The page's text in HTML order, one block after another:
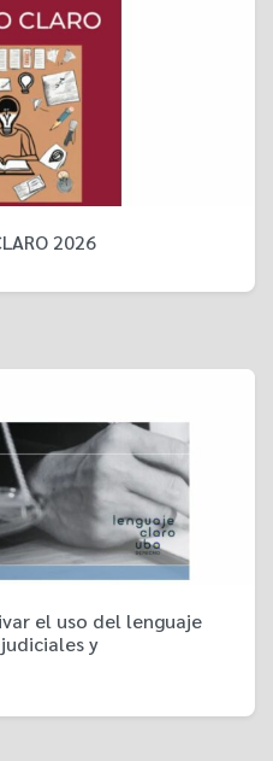
2026
el uso del lenguaje
y